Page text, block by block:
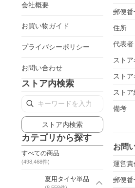
会社概要
お買い物ガイド
プライバシーポリシー
お問い合わせ
ストア内検索
ストア内検索
カテゴリから探す
すべての商品
(498,468件)
夏用タイヤ単品
郵便番
住所
代表者
ストア
ストア
スト
備考
お問
運営責
郵便番